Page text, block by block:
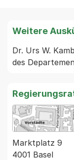
Weitere
Dr. Urs W.
Marktplatz 9
4001 Basel